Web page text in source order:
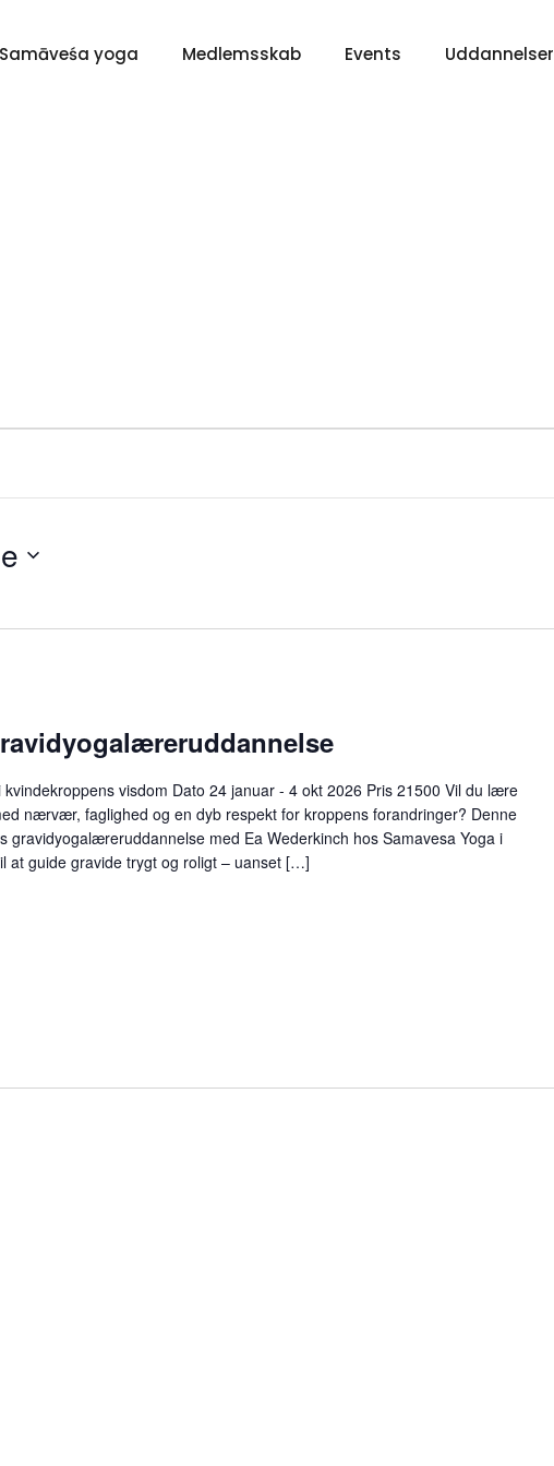
Samāveśa yoga Medlemsskab Events Uddannelser
visdom Dato 24 januar - 4 okt 2026 Pris 21500 Vil du lære
nærvær, faglighed og en dyb respekt for kroppens forandringer? Denne
gravidyogalæreruddannelse med Ea Wederkinch hos Samavesa Yoga i
at guide gravide trygt og roligt – uanset […]